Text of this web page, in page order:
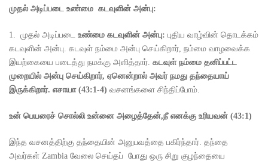
முதல் அடிப்படை உண்மை கடவுளின் அன்பு:
1. முதல் அடிப்படை உண்மை கடவுளின் அன்பு: புதிய வாழ்வின் தொடக்கம்
கடவுளின் அன்பு. கடவுள் நம்மை அன்பு செய்கிறார், நம்மை வாழவைக்க
இயற்கையை படைத்து நமக்கு அளித்தார். கடவுள் நம்மை தனிப்பட்ட
முறையில் அன்பு செய்கிறார், ஏனென்றால் அவர் நமது தந்தையாய்
இருக்கிறார். எசாயா (43:1-4) வசனங்களை சிந்திப்போம்.
உன் பெயரைச் சொல்லி உன்னை அழைத்தேன்,நீ எனக்கு உரியவன் (43:1)
இந்த வசனத்திற்கு தந்தையின் அனுபவத்தை பகிர்ந்தார். தந்தை
அவர்கள் Zambia வேலை செய்தப் போது ஒரு சிறு குழந்தையை